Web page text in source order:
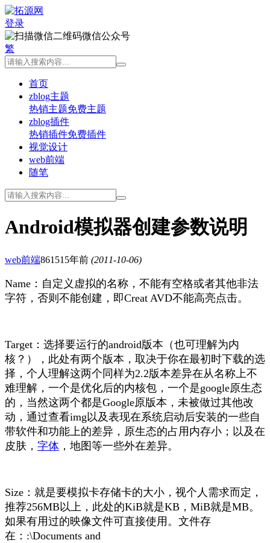
登录
微信公众号
繁
首页
zblog主题
热销主题免费主题
zblog插件
热销插件免费插件
视觉设计
web前端
随笔
Android模拟器创建参数说明
web前端861515年前 (2011-10-06)
Name：自定义虚拟的名称，不能有空格或者其他非法
字符，否则不能创建，即Creat AVD不能高亮点击。
Target：选择要运行的android版本（也可理解为内
核？），此处有两个版本，取决于你在最初时下载的选
择，个人理解这两个同样为2.2版本差异在从名称上不
难理解，一个是优化后的内核包，一个是google原生态
的，当然这两个都是Google原版本，未被做过其他改
动，通过查看img以及表现在系统启动后安装的一些自
带软件和功能上的差异，原生态的占用内存小；以及在
皮肤， 字体 ，地图等一些外在差异。
Size：就是要模拟卡存储卡的大小，视个人需求而定，
推荐256MB以上，此处的KiB就是KB，MiB就是MB。
如果有用过的映像文件可直接使用。文件存
在：:\Documents and